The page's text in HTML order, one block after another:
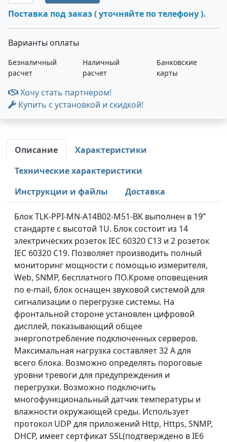
Поставка под заказ ( уточняйте по телефону ).
Варианты оплаты
Безналичный
расчет
Наличный
расчет
Банковские
карты
Хочу стать партнером!
Купить с установкой и скидкой!
Описание
Характеристики
Технические характеристики
Инструкции и файлы
Доставка
Блок TLK-PPI-MN-A14B02-M51-BK выполнен в 19”
стандарте с высотой 1U. Блок состоит из 14
электрических розеток IEC 60320 C13 и 2 розеток
IEC 60320 C19. Позволяет производить полный
мониторинг мощности с помощью измерителя,
Web, SNMP, бесплатного ПО.Кроме оповещения
по e-mail, блок оснащен звуковой системой для
сигнализации о перегрузке системы. На
фронтальной стороне установлен цифровой
дисплей, показывающий общее
энергопотребление подключенных серверов.
Максимальная нагрузка составляет 32 А для
всего блока. Возможно определять пороговые
уровни тревоги для предупреждения и
перегрузки. Возможно подключить
многофункциональный датчик температуры и
влажности окружающей среды. Использует
протокол UDP для приложений Http, Https, SNMP,
DHCP, имеет сертфикат SSL(подтверждено в IE6